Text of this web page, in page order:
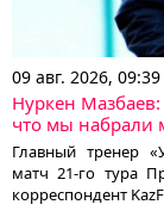
09 авг. 2026, 09:39
Нуркен
что мы набрали
Главный тренер
матч 21-го тура
корреспондент